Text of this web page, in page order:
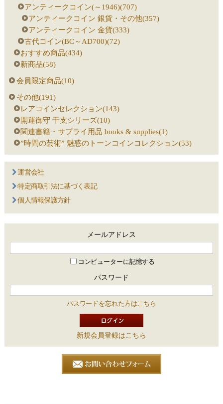
アンティークコイン(～1946)(707)
アンティークコイン 銀貨・その他(357)
アンティークコイン 金貨(333)
古代コイン(BC～AD700)(72)
おすすめ商品(434)
新商品(58)
会員限定商品(10)
その他(191)
レアコインセレクション(143)
開運御守 干支シリーズ(10)
関連書籍・サプライ用品 books & supplies(1)
”時間の芸術” 魅惑のトーンコインコレクション(53)
運営会社
特定商取引法に基づく表記
個人情報保護方針
メールアドレス
コンピューターに記憶する
パスワード
パスワードを忘れた方はこちら
新規会員登録はこちら